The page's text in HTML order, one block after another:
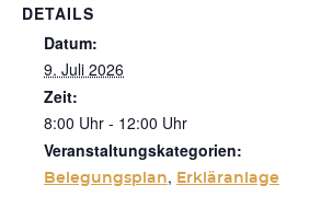
DETAILS
Datum:
9. Juli 2026
Zeit:
8:00 Uhr - 12:00 Uhr
Veranstaltungskategorien:
Belegungsplan, Erkläranlage